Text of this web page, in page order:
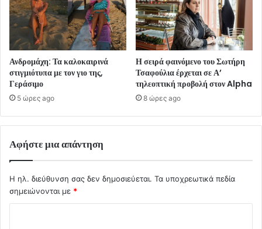
Ανδρομάχη: Τα καλοκαιρινά
στιγμιότυπα με τον γιο της,
Γεράσιμο
5 ώρες ago
Η σειρά φαινόμενο του Σωτήρη
Τσαφούλια έρχεται σε Α’
τηλεοπτική προβολή στον Alpha
8 ώρες ago
Αφήστε μια απάντηση
Η ηλ. διεύθυνση σας δεν δημοσιεύεται. Τα υποχρεωτικά πεδία
σημειώνονται με *